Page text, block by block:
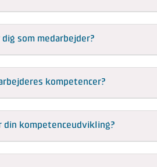
som medarbejder?
kompetencer?
kompetenceudvikling?